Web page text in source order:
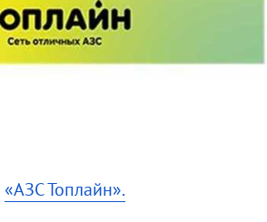
«АЗС Топлайн».